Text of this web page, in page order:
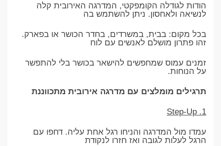
הודות לגודלה הקומפקטי, המדרגה האירובית קלה
לנשיאה ולאחסון. ניתן להשתמש בה
בכל מקום: בבית, במשרדים, בחדר הכושר או בפארק.
זהו פתרון מושלם לאנשים עם לוח
זמנים עמוס שמחפשים להישאר בכושר בלי להתפשר
על הנוחות.
תרגילים מומלצים עם מדרגה אירובית מתכווננת
1. Step-Up
עמדו מול המדרגה והניחו רגל אחת עליה. דחפו עם
הרגל לעלות לגובה ואז חזרו לנקודת